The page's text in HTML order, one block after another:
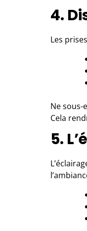
4.
Les
Ne sous-
Cela
5.